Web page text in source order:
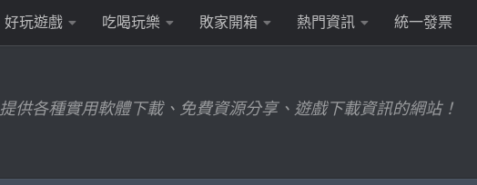
好玩遊戲 吃喝玩樂 敗家開箱 熱門資訊 統一發票
提供各種實用軟體下載、免費資源分享、遊戲下載資訊的網站！